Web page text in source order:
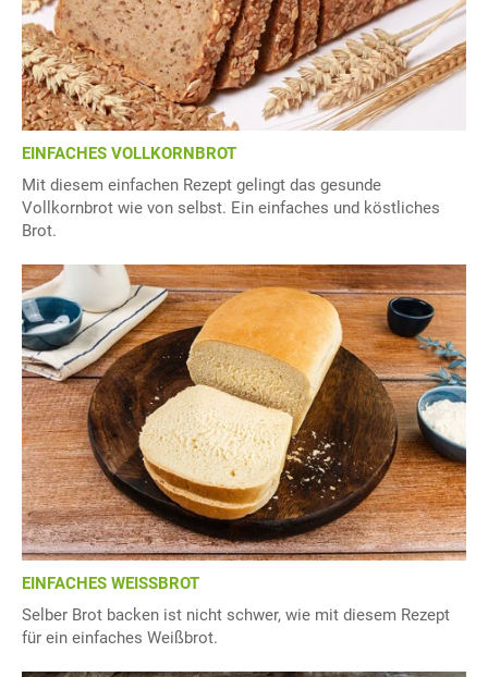
EINFACHES VOLLKORNBROT
Mit diesem einfachen Rezept gelingt das gesunde
Vollkornbrot wie von selbst. Ein einfaches und köstliches
Brot.
EINFACHES WEISSBROT
Selber Brot backen ist nicht schwer, wie mit diesem Rezept
für ein einfaches Weißbrot.